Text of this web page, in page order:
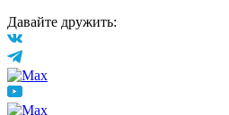
Давайте дружить: